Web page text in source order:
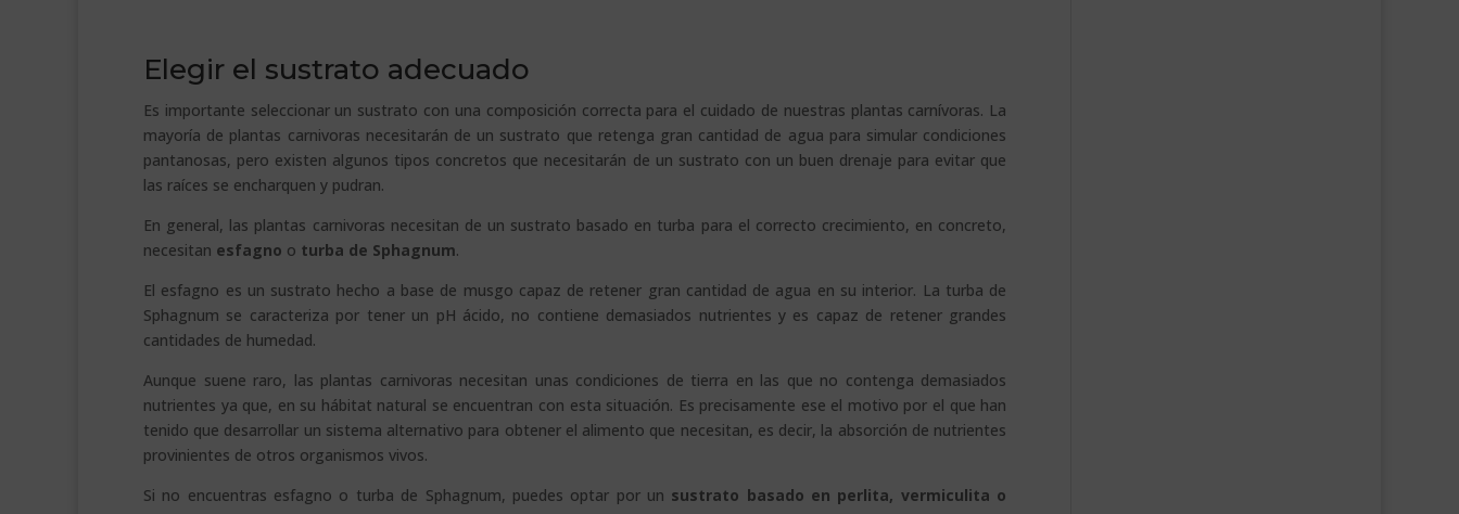
Elegir el sustrato adecuado
Es importante seleccionar un sustrato con una composición correcta para el cuidado de nuestras plantas carnívoras. La
mayoría de plantas carnivoras necesitarán de un sustrato que retenga gran cantidad de agua para simular condiciones
pantanosas, pero existen algunos tipos concretos que necesitarán de un sustrato con un buen drenaje para evitar que
las raíces se encharquen y pudran.
En general, las plantas carnivoras necesitan de un sustrato basado en turba para el correcto crecimiento, en concreto,
necesitan esfagno o turba de Sphagnum.
El esfagno es un sustrato hecho a base de musgo capaz de retener gran cantidad de agua en su interior. La turba de
Sphagnum se caracteriza por tener un pH ácido, no contiene demasiados nutrientes y es capaz de retener grandes
cantidades de humedad.
Aunque suene raro, las plantas carnivoras necesitan unas condiciones de tierra en las que no contenga demasiados
nutrientes ya que, en su hábitat natural se encuentran con esta situación. Es precisamente ese el motivo por el que han
tenido que desarrollar un sistema alternativo para obtener el alimento que necesitan, es decir, la absorción de nutrientes
provinientes de otros organismos vivos.
Si no encuentras esfagno o turba de Sphagnum, puedes optar por un sustrato basado en perlita, vermiculita o